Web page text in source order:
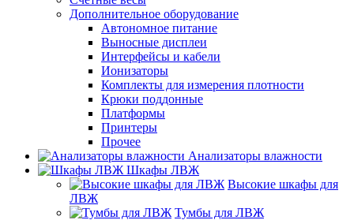
Дополнительное оборудование
Автономное питание
Выносные дисплеи
Интерфейсы и кабели
Ионизаторы
Комплекты для измерения плотности
Крюки поддонные
Платформы
Принтеры
Прочее
Анализаторы влажности
Шкафы ЛВЖ
Высокие шкафы для
ЛВЖ
Тумбы для ЛВЖ